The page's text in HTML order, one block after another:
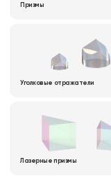
Призмы
Уголковые отражатели
Лазерные призмы